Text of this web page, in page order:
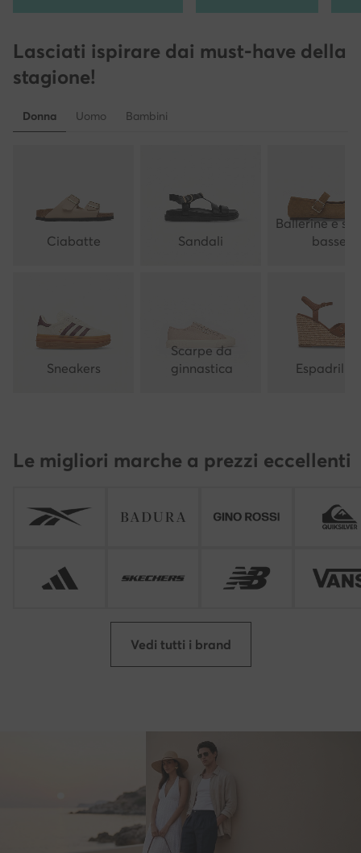
Lasciati ispirare dai must-have della
stagione!
Donna Uomo Bambini
Ciabatte
Sneakers
Sandali
Scarpe da
ginnastica
Ballerine e
basse
Espadrillas
Le migliori marche a prezzi eccellenti
Vedi tutti i brand